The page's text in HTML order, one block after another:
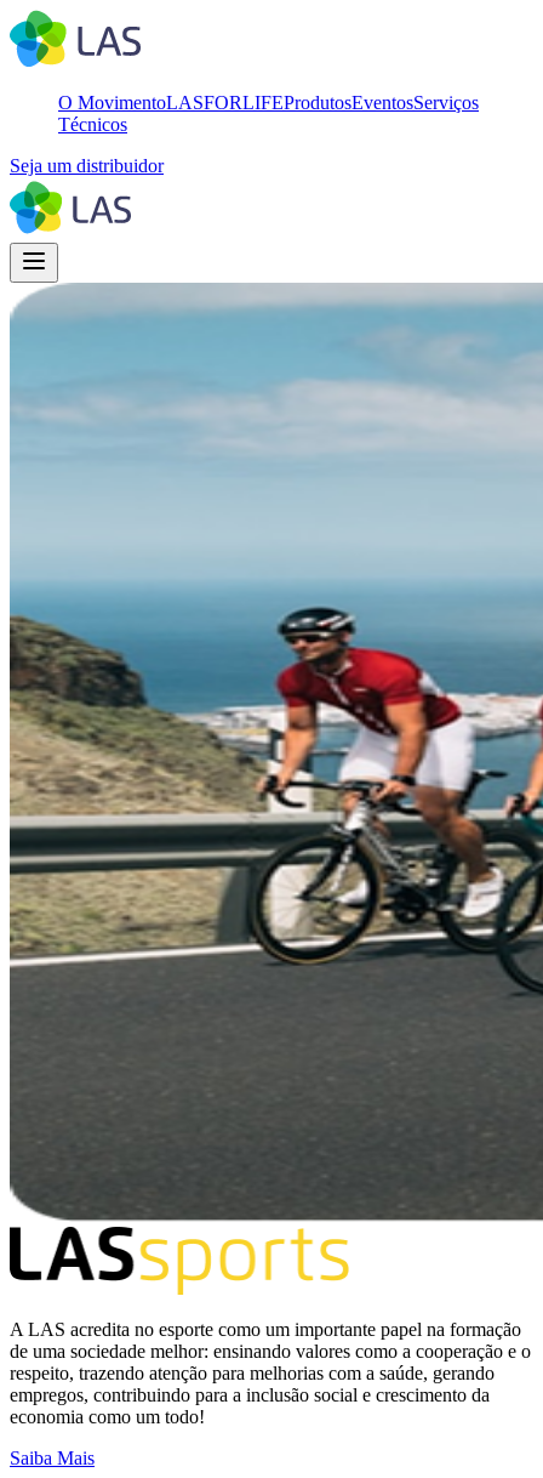
O MovimentoLASFORLIFEProdutosEventosServiços
Técnicos
Seja um distribuidor
A LAS acredita no esporte como um importante papel na formação
de uma sociedade melhor: ensinando valores como a cooperação e o
respeito, trazendo atenção para melhorias com a saúde, gerando
empregos, contribuindo para a inclusão social e crescimento da
economia como um todo!
Saiba Mais